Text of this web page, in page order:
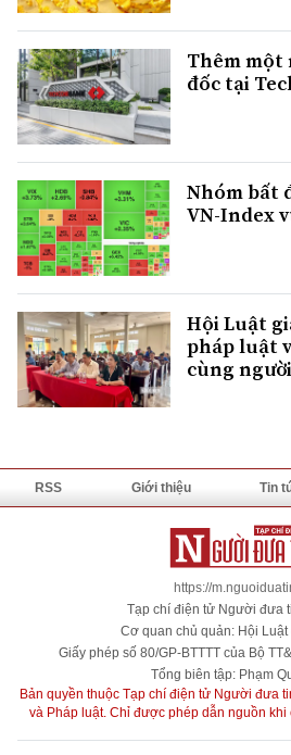
Thêm một
đốc tại
Nhóm bất
VN-Index
Hội Luật
pháp luật
cùng
RSS Giới thiệu Tin
https://
Tạp chí điện tử Người đưa
Cơ quan chủ quản: Hội Luật
Giấy phép số 80/GP-BTTTT của Bộ
Tổng biên tập: Phạm
Bản quyền thuộc Tạp chí điện tử Người đưa
và Pháp luật. Chỉ được phép dẫn nguồn khi